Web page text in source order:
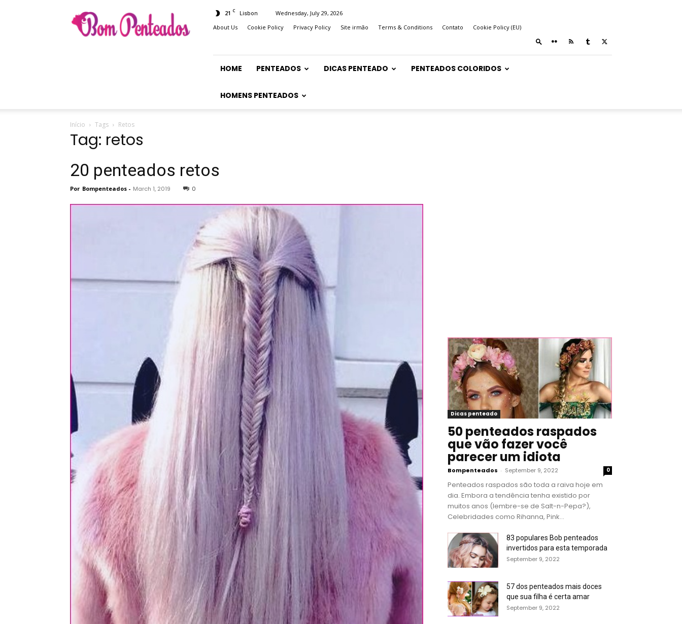
Penteados
21 C Lisbon
Wednesday, July 29, 2026
About Us
Cookie Policy Privacy Policy Site irmão Terms & Conditions Contato Cookie Policy (EU)
HOME PENTEADOS DICAS PENTEADO PENTEADOS COLORIDOS
HOMENS PENTEADOS
Início Tags Retos
Tag: retos
20 penteados retos
Por Bompenteados - March 1, 2019 0
Dicas penteado
50 penteados raspados
que vão fazer você
parecer um idiota
Bompenteados - September 9, 2022 0
Penteados raspados são toda a raiva hoje em
dia. Embora a tendência tenha existido por
muitos anos (lembre-se de Salt-n-Pepa?),
Celebridades como Rihanna, Pink...
83 populares Bob penteados
invertidos para esta temporada
September 9, 2022
57 dos penteados mais doces
que sua filha é certa amar
September 9, 2022